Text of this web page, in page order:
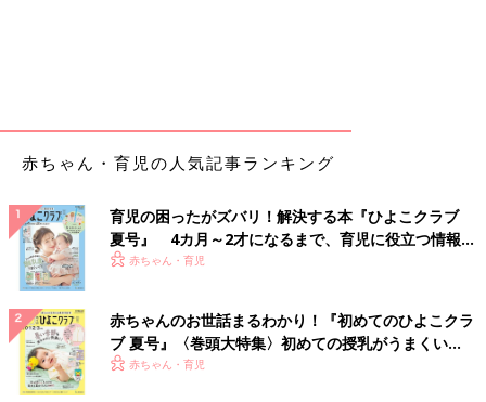
赤ちゃん・育児の人気記事ランキング
育児の困ったがズバリ！解決する本『ひよこクラブ
夏号』 4カ月～2才になるまで、育児に役立つ情報が
いっぱい！
赤ちゃん・育児
赤ちゃんのお世話まるわかり！『初めてのひよこクラ
ブ 夏号』〈巻頭大特集〉初めての授乳がうまくい
く！ おっぱい・ミルクの基本と夏のトラブル 解決テ
赤ちゃん・育児